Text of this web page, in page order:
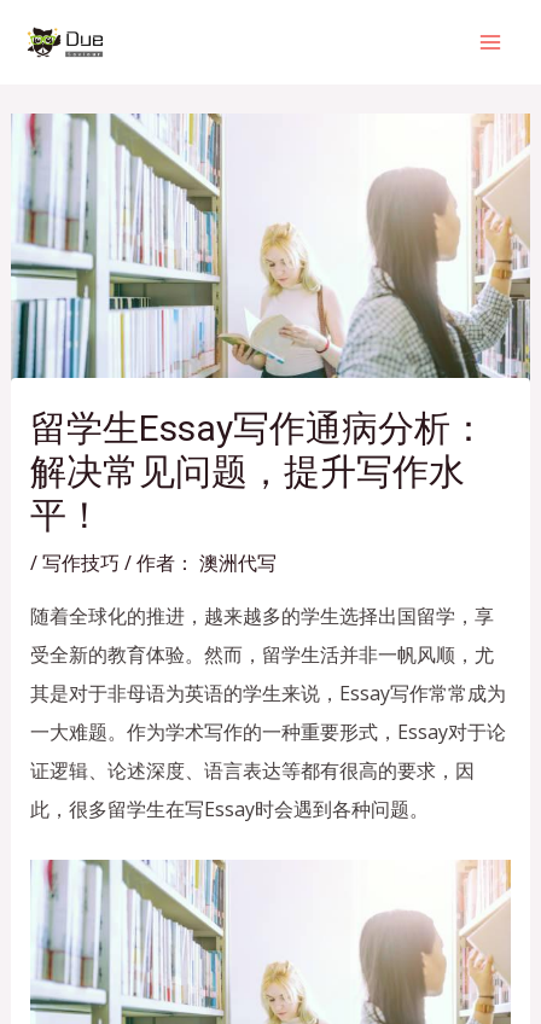
留学生Essay写作通病分析：
解决常见问题，提升写作水
平！
/写作技巧 / 作者： 澳洲代写
随着全球化的推进，越来越多的学生选择出国留学，享
受全新的教育体验。然而，留学生活并非一帆风顺，尤
其是对于非母语为英语的学生来说，Essay写作常常成为
一大难题。作为学术写作的一种重要形式，Essay对于论
证逻辑、论述深度、语言表达等都有很高的要求，因
此，很多留学生在写Essay时会遇到各种问题。
navigation